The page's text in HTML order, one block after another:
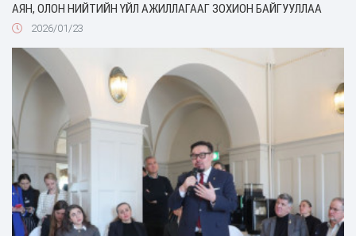
АЯН, ОЛОН НИЙТИЙН ҮЙЛ АЖИЛЛАГААГ ЗОХИОН БАЙГУУЛЛАА
2026/01/23